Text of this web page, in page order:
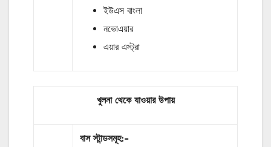
ইউএস বাংলা
নভোএয়ার
এয়ার এস্ট্রা
খুলনা থেকে যাওয়ার উপায়
বাস স্টান্ডসমূহ:-